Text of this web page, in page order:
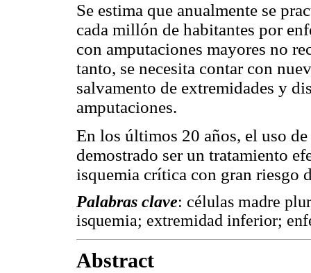
Se estima que anualmente se
cada millón de habitantes por
con amputaciones mayores no
tanto, se necesita contar con
salvamento de extremidades y
amputaciones.
En los últimos 20 años, el uso
demostrado ser un tratamiento
isquemia crítica con gran riesgo
Palabras clave: células madre
isquemia; extremidad inferior;
Abstract